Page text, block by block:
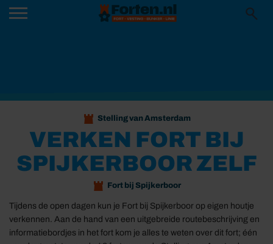
Stelling van Amsterdam
VERKEN FORT BIJ
SPIJKERBOOR ZELF
Fort bij Spijkerboor
Tijdens de open dagen kun je Fort bij Spijkerboor op eigen houtje
verkennen. Aan de hand van een uitgebreide routebeschrijving en
informatiebordjes in het fort kom je alles te weten over dit fort; één